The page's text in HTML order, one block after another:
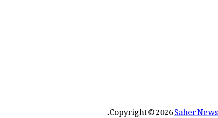
Copyright © 2026Saher News
.